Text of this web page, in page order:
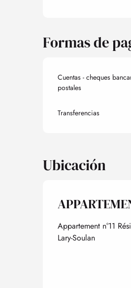
Formas de
Cuentas - cheques
postales
Transferencias
Ubicación
Appartement n°11
Lary-Soulan